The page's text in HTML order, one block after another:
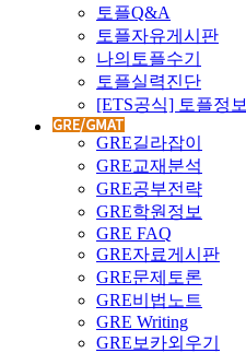
토플Q&A
토플자유게시판
나의토플수기
토플실력진단
[ETS공식] 토플정보
GRE길라잡이
GRE교재분석
GRE공부전략
GRE학원정보
GRE FAQ
GRE자료게시판
GRE문제토론
GRE비법노트
GRE Writing
GRE보카외우기